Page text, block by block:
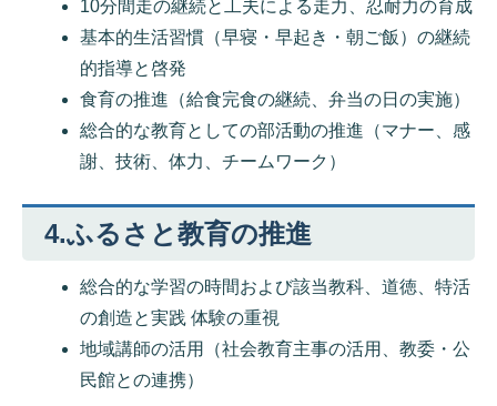
10分間走の継続と工夫による走力、忍耐力の育成
基本的生活習慣（早寝・早起き・朝ご飯）の継続
的指導と啓発
食育の推進（給食完食の継続、弁当の日の実施）
総合的な教育としての部活動の推進（マナー、感
謝、技術、体力、チームワーク）
4.ふるさと教育の推進
総合的な学習の時間および該当教科、道徳、特活
の創造と実践 体験の重視
地域講師の活用（社会教育主事の活用、教委・公
民館との連携）